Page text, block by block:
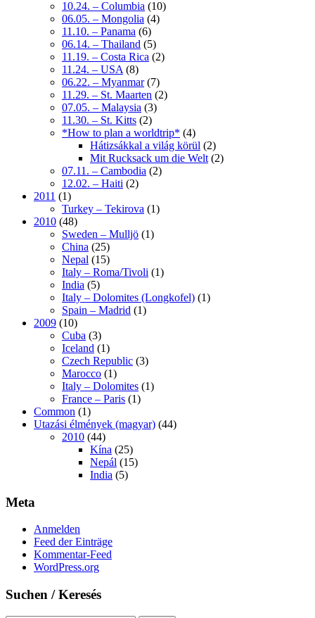
10.24. – Columbia (10)
06.05. – Mongolia (4)
11.10. – Panama (6)
06.14. – Thailand (5)
11.19. – Costa Rica (2)
11.24. – USA (8)
06.22. – Myanmar(7)
11.29. – St. Maarten (2)
07.05. – Malaysia (3)
11.30. – St. Kitts (2)
*How to plan a worldtrip* (4)
Hátizsákkal a világ körül (2)
Mit Rucksack um die Welt (2)
07.11. – Cambodia (2)
12.02. – Haiti (2)
2011 (1)
Turkey – Tekirova (1)
2010 (48)
Sweden – Mulljö (1)
China (25)
Nepal (15)
Italy – Roma/Tivoli (1)
India (5)
Italy – Dolomites (Longkofel) (1)
Spain – Madrid (1)
2009 (10)
Cuba (3)
Iceland (1)
Czech Republic (3)
Marocco (1)
Italy – Dolomites (1)
France – Paris (1)
Common (1)
Utazási élmények (magyar) (44)
2010 (44)
Kína (25)
Nepál (15)
India (5)
Meta
Anmelden
Feed der Einträge
Kommentar-Feed
WordPress.org
Suchen / Keresés